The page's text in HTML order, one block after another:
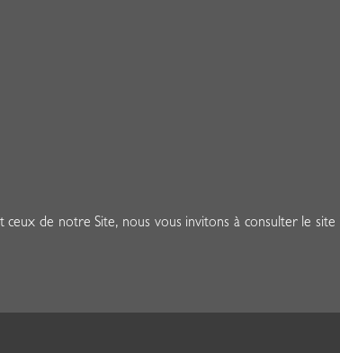
de notre Site, nous vous invitons à consulter le